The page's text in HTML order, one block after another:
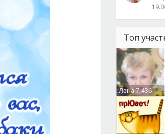
Топ
Лена7 436